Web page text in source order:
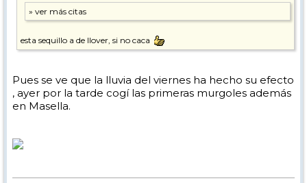
esta sequillo a de llover, si no caca
Pues se ve que la lluvia del viernes ha hecho su efecto
, ayer por la tarde cogí las primeras murgoles además
en Masella.